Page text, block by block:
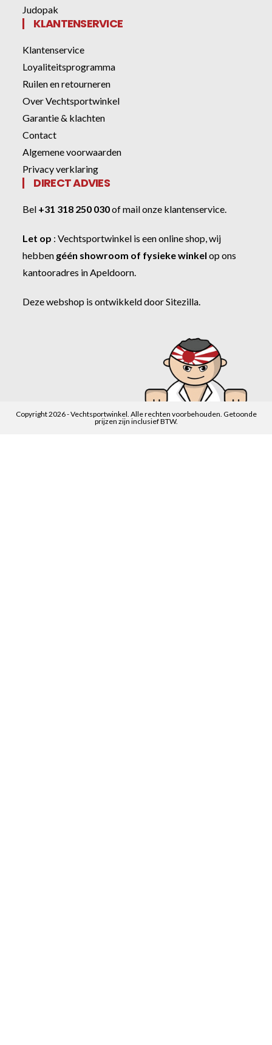
Judopak
KLANTENSERVICE
Klantenservice
Loyaliteitsprogramma
Ruilen en retourneren
Over Vechtsportwinkel
Garantie & klachten
Contact
Algemene voorwaarden
Privacy verklaring
DIRECT ADVIES
Bel +31 318 250 030ofmail onze klantenservice
Let op :Vechtsportwinkel is een online shop, wij
hebben géén showroom of fysieke winkel op ons
kantooradres in Apeldoorn.
Deze webshop is ontwikkeld doorSitezilla
Copyright 2026 - Vechtsportwinkel. Alle rechten voorbehouden. Getoonde
prijzen zijn inclusief BTW.